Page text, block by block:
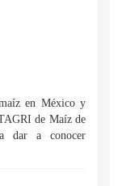
en México y
de Maíz de
dar a conocer